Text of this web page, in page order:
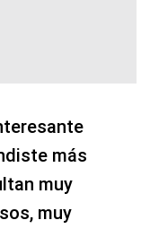
más
muy
muy